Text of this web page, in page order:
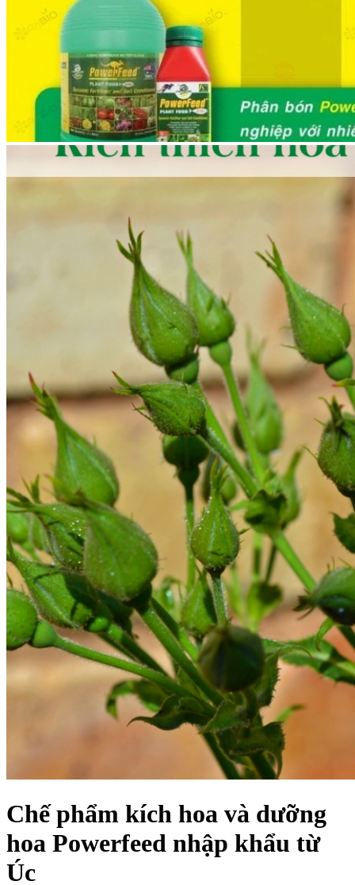
Chế phẩm kích hoa và dưỡng
hoa Powerfeed nhập khẩu từ
Úc